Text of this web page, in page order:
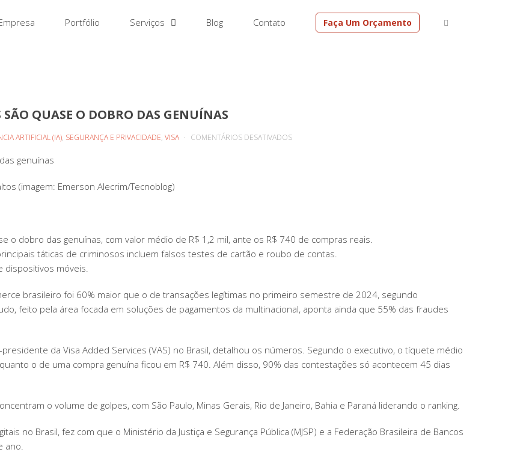
Portfólio Serviços Blog Contato Faça Um Orçamento
QUASE O DOBRO DAS GENUÍNAS
ARTIFICIAL (IA), SEGURANÇA E PRIVACIDADE, VISA COMENTÁRIOS DESATIVADOSEM
QUASE
O
GENUÍNAS
genuínas
(imagem: Emerson Alecrim/Tecnoblog)
o dobro das genuínas, com valor médio de R$ 1,2 mil, ante os R$ 740 de compras reais.
táticas de criminosos incluem falsos testes de cartão e roubo de contas.
dispositivos móveis.
brasileiro foi 60% maior que o de transações legítimas no primeiro semestre de 2024, segundo
feito pela área focada em soluções de pagamentos da multinacional, aponta ainda que 55% das fraudes
da Visa Added Services (VAS) no Brasil, detalhou os números. Segundo o executivo, o tíquete médio
o de uma compra genuína ficou em R$ 740. Além disso, 90% das contestações só acontecem 45 dias
o volume de golpes, com São Paulo, Minas Gerais, Rio de Janeiro, Bahia e Paraná liderando o ranking.
no Brasil, fez com que o Ministério da Justiça e Segurança Pública (MJSP) e a Federação Brasileira de Bancos
ano.